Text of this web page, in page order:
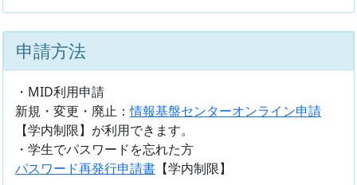
申請方法
・MID利用申請
新規・変更・廃止：情報基盤センターオンライン申請
【学内制限】が利用できます。
・学生でパスワードを忘れた方
パスワード再発行申請書 【学内制限】